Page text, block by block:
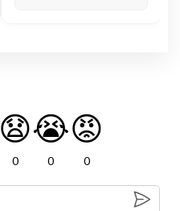
😧
0
😭
0
😡
0